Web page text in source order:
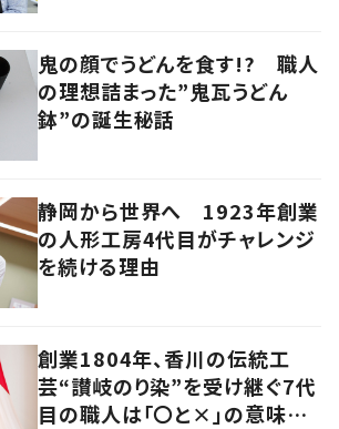
鬼の顔でうどんを食す!? 職人
の理想詰まった”鬼瓦うどん
鉢”の誕生秘話
静岡から世界へ 1923年創業
の人形工房4代目がチャレンジ
を続ける理由
創業1804年、香川の伝統工
芸“讃岐のり染”を受け継ぐ7代
目の職人は「〇と×」の意味を